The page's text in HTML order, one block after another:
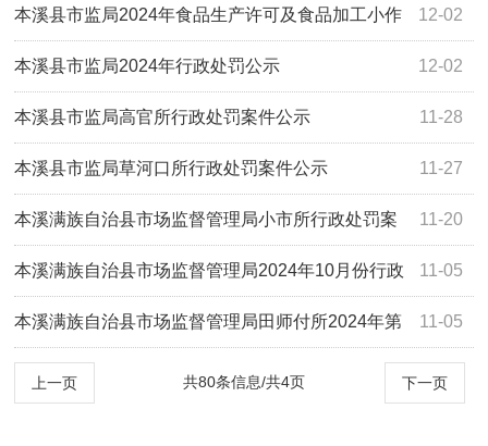
12-02
本溪县市监局2024年食品生产许可及食品加工小作
坊生产许可公示 12-02
本溪县市监局2024年行政处罚公示
11-28
本溪县市监局高官所行政处罚案件公示
11-27
本溪县市监局草河口所行政处罚案件公示
11-20
本溪满族自治县市场监督管理局小市所行政处罚案
件公示 11-05
本溪满族自治县市场监督管理局2024年10月份行政
许可公示 11-05
本溪满族自治县市场监督管理局田师付所2024年第
四季度普通行政处罚案件公示
上一页 下一页
共80条信息/共4页